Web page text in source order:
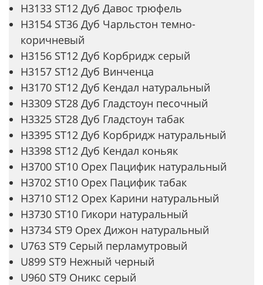
H3133 ST12 Дуб Давос трюфель
H3154 ST36 Дуб Чарльстон темно-
коричневый
H3156 ST12 Дуб Корбридж серый
H3157 ST12 Дуб Винченца
H3170 ST12 Дуб Кендал натуральный
H3309 ST28 Дуб Гладстоун песочный
H3325 ST28 Дуб Гладстоун табак
H3395 ST12 Дуб Корбридж натуральный
H3398 ST12 Дуб Кендал коньяк
H3700 ST10 Орех Пацифик натуральный
H3702 ST10 Орех Пацифик табак
H3710 ST12 Орех Карини натуральный
H3730 ST10 Гикори натуральный
H3734 ST9 Орех Дижон натуральный
U763 ST9 Серый перламутровый
U899 ST9 Нежный черный
U960 ST9 Оникс серый